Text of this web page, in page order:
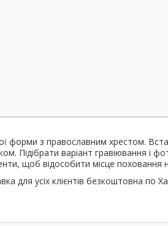
форми з православним хрестом.
Підібрати варіант гравіювання і
щоб відособити місце поховання
для усіх клієнтів безкоштовна